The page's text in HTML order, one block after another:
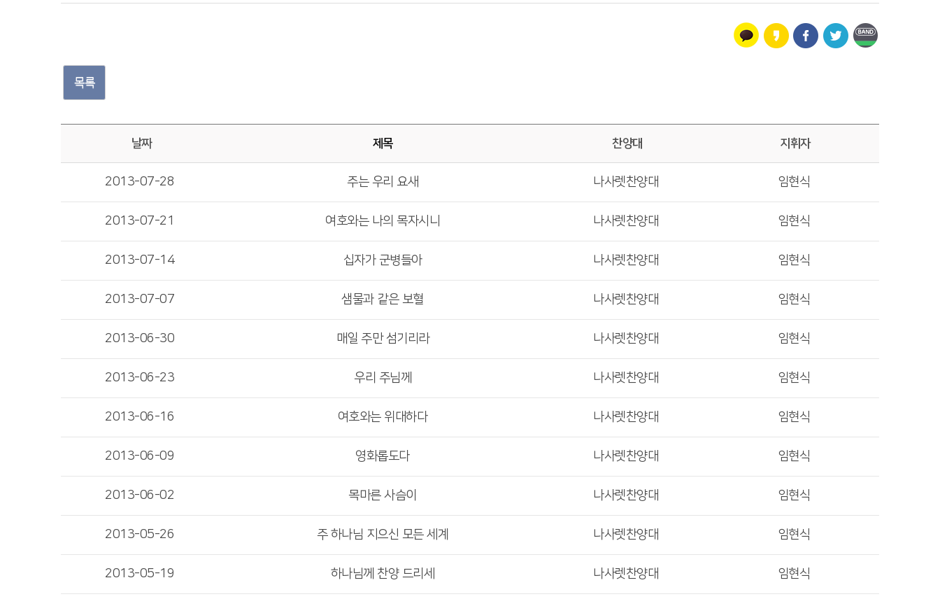
목록
날짜 제목 찬양대 지휘자
2013-07-28 주는 우리 요새 나사렛찬양대 임현식
2013-07-21 여호와는 나의 목자시니 나사렛찬양대 임현식
2013-07-14 십자가 군병들아 나사렛찬양대 임현식
2013-07-07 샘물과 같은 보혈 나사렛찬양대 임현식
2013-06-30 매일 주만 섬기리라 나사렛찬양대 임현식
2013-06-23 우리 주님께 나사렛찬양대 임현식
2013-06-16 여호와는 위대하다 나사렛찬양대 임현식
2013-06-09 영화롭도다 나사렛찬양대 임현식
2013-06-02 목마른 사슴이 나사렛찬양대 임현식
2013-05-26 주 하나님 지으신 모든 세계 나사렛찬양대 임현식
2013-05-19 하나님께 찬양 드리세 나사렛찬양대 임현식